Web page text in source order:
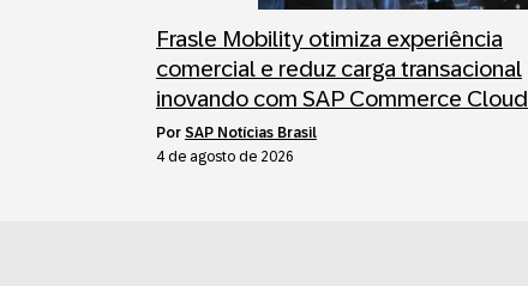
Frasle Mobility otimiza experiência
comercial e reduz carga transacional
inovando com SAP Commerce Cloud
por SAP Notícias Brasil
4 de agosto de 2026